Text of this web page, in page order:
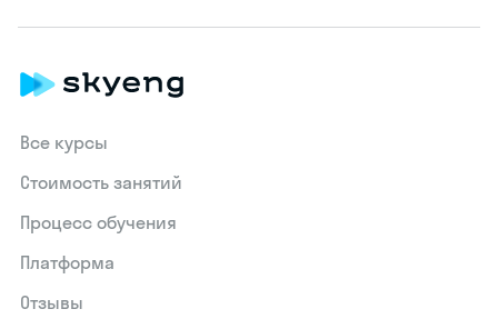
Все курсы
Стоимость занятий
Процесс обучения
Платформа
Отзывы